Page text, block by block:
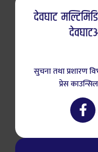
देवघाट
सुचना तथा प्रशारण
प्रेस